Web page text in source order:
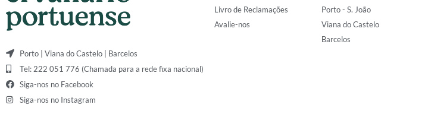
Porto | Viana do Castelo | Barcelos
Tel: 222 051 776 (Chamada para a rede fixa nacional)
Siga-nos no Facebook
Siga-nos no Instagram
Livro de Reclamações
Avalie-nos
Porto - S. João
Viana do Castelo
Barcelos